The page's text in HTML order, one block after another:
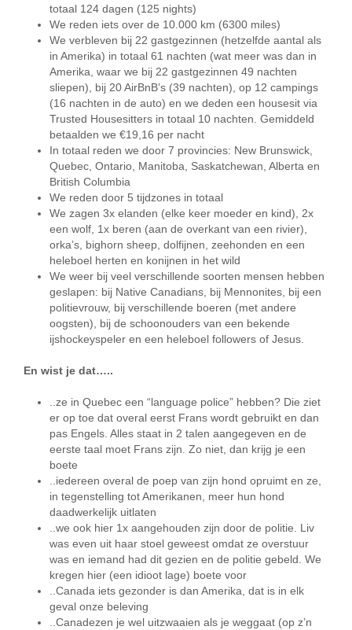
totaal 124 dagen (125 nights)
We reden iets over de 10.000 km (6300 miles)
We verbleven bij 22 gastgezinnen (hetzelfde aantal als
in Amerika) in totaal 61 nachten (wat meer was dan in
Amerika, waar we bij 22 gastgezinnen 49 nachten
sliepen), bij 20 AirBnB’s (39 nachten), op 12 campings
(16 nachten in de auto) en we deden een housesit via
Trusted Housesitters in totaal 10 nachten. Gemiddeld
betaalden we €19,16 per nacht
In totaal reden we door 7 provincies: New Brunswick,
Quebec, Ontario, Manitoba, Saskatchewan, Alberta en
British Columbia
We reden door 5 tijdzones in totaal
We zagen 3x elanden (elke keer moeder en kind), 2x
een wolf, 1x beren (aan de overkant van een rivier),
orka’s, bighorn sheep, dolfijnen, zeehonden en een
heleboel herten en konijnen in het wild
We weer bij veel verschillende soorten mensen hebben
geslapen: bij Native Canadians, bij Mennonites, bij een
politievrouw, bij verschillende boeren (met andere
oogsten), bij de schoonouders van een bekende
ijshockeyspeler en een heleboel followers of Jesus.
En wist je dat…..
..ze in Quebec een “language police” hebben? Die ziet
er op toe dat overal eerst Frans wordt gebruikt en dan
pas Engels. Alles staat in 2 talen aangegeven en de
eerste taal moet Frans zijn. Zo niet, dan krijg je een
boete
..iedereen overal de poep van zijn hond opruimt en ze,
in tegenstelling tot Amerikanen, meer hun hond
daadwerkelijk uitlaten
..we ook hier 1x aangehouden zijn door de politie. Liv
was even uit haar stoel geweest omdat ze overstuur
was en iemand had dit gezien en de politie gebeld. We
kregen hier (een idioot lage) boete voor
..Canada iets gezonder is dan Amerika, dat is in elk
geval onze beleving
..Canadezen je wel uitzwaaien als je weggaat (op z’n